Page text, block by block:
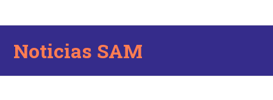
Noticias SAM